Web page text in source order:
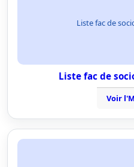
Liste fac de
Liste fac de
Voir